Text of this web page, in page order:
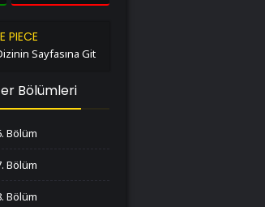
PIECE
Sayfasına Git
Bölümleri
Bölüm
Bölüm
Bölüm